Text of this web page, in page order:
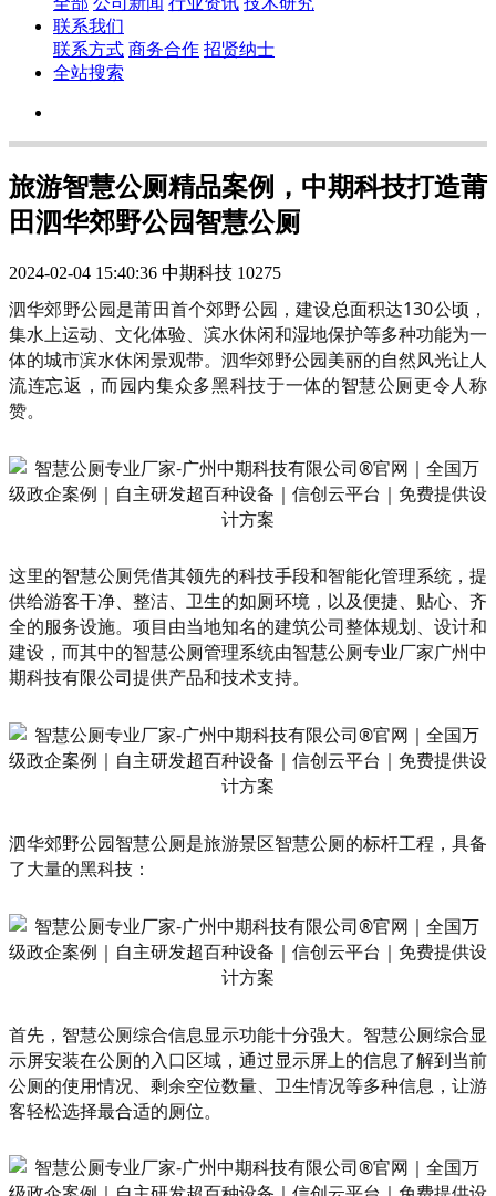
联系我们
联系方式 商务合作 招贤纳士
全站搜索
旅游智慧公厕精品案例，中期科技打造莆
田泗华郊野公园智慧公厕
2024-02-04 15:40:36 中期科技 10275
泗华郊野公园是莆田首个郊野公园，建设总面积达130公顷，
集水上运动、文化体验、滨水休闲和湿地保护等多种功能为一
体的城市滨水休闲景观带。泗华郊野公园美丽的自然风光让人
流连忘返，而园内集众多黑科技于一体的智慧公厕更令人称
赞。
这里的智慧公厕凭借其领先的科技手段和智能化管理系统，提
供给游客干净、整洁、卫生的如厕环境，以及便捷、贴心、齐
全的服务设施。项目由当地知名的建筑公司整体规划、设计和
建设，而其中的智慧公厕管理系统由智慧公厕专业厂家广州中
期科技有限公司提供产品和技术支持。
泗华郊野公园智慧公厕是旅游景区智慧公厕的标杆工程，具备
了大量的黑科技：
首先，智慧公厕综合信息显示功能十分强大。智慧公厕综合显
示屏安装在公厕的入口区域，通过显示屏上的信息了解到当前
公厕的使用情况、剩余空位数量、卫生情况等多种信息，让游
客轻松选择最合适的厕位。